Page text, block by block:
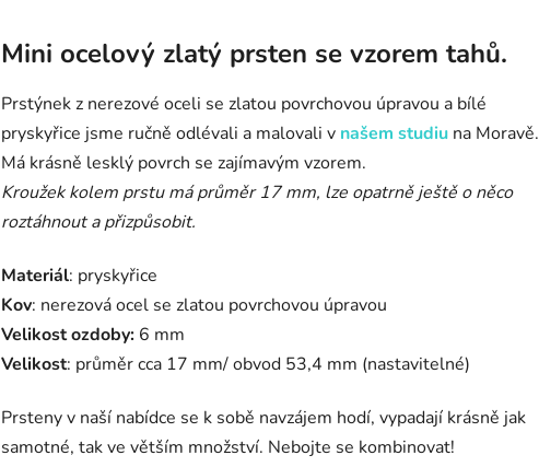
Mini ocelový zlatý prsten se vzorem tahů.
Prstýnek z nerezové oceli se zlatou povrchovou úpravou a bílé
pryskyřice jsme ručně odlévali a malovali v našem studiu na Moravě.
Má krásně lesklý povrch se zajímavým vzorem.
Kroužek kolem prstu má průměr 17 mm, lze opatrně ještě o něco
roztáhnout a přizpůsobit.
Materiál: pryskyřice
Kov: nerezová ocel se zlatou povrchovou úpravou
Velikost ozdoby: 6 mm
Velikost: průměr cca 17 mm/ obvod 53,4 mm (nastavitelné)
Prsteny v naší nabídce se k sobě navzájem hodí, vypadají krásně jak
samotné, tak ve větším množství. Nebojte se kombinovat!